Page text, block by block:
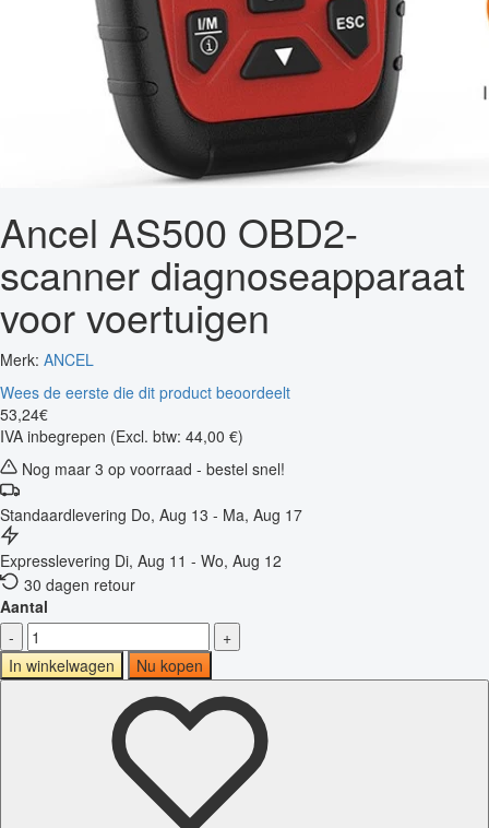
Ancel AS500 OBD2-
scanner diagnoseapparaat
voor voertuigen
Merk: ANCEL
Wees de eerste die dit product beoordeelt
53,24€
IVA inbegrepen (Excl. btw: 44,00 €)
Nog maar 3 op voorraad - bestel snel!
Standaardlevering Do, Aug 13 - Ma, Aug 17
Expresslevering Di, Aug 11 - Wo, Aug 12
30 dagen retour
Aantal
-
+
In winkelwagen
Nu kopen